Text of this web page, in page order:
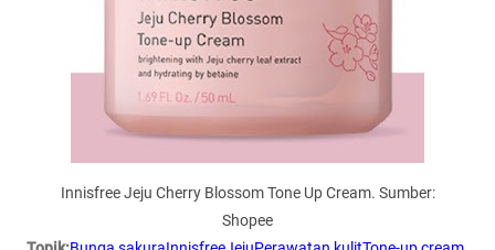
Innisfree Jeju Cherry Blossom Tone Up Cream. Sumber:
Shopee